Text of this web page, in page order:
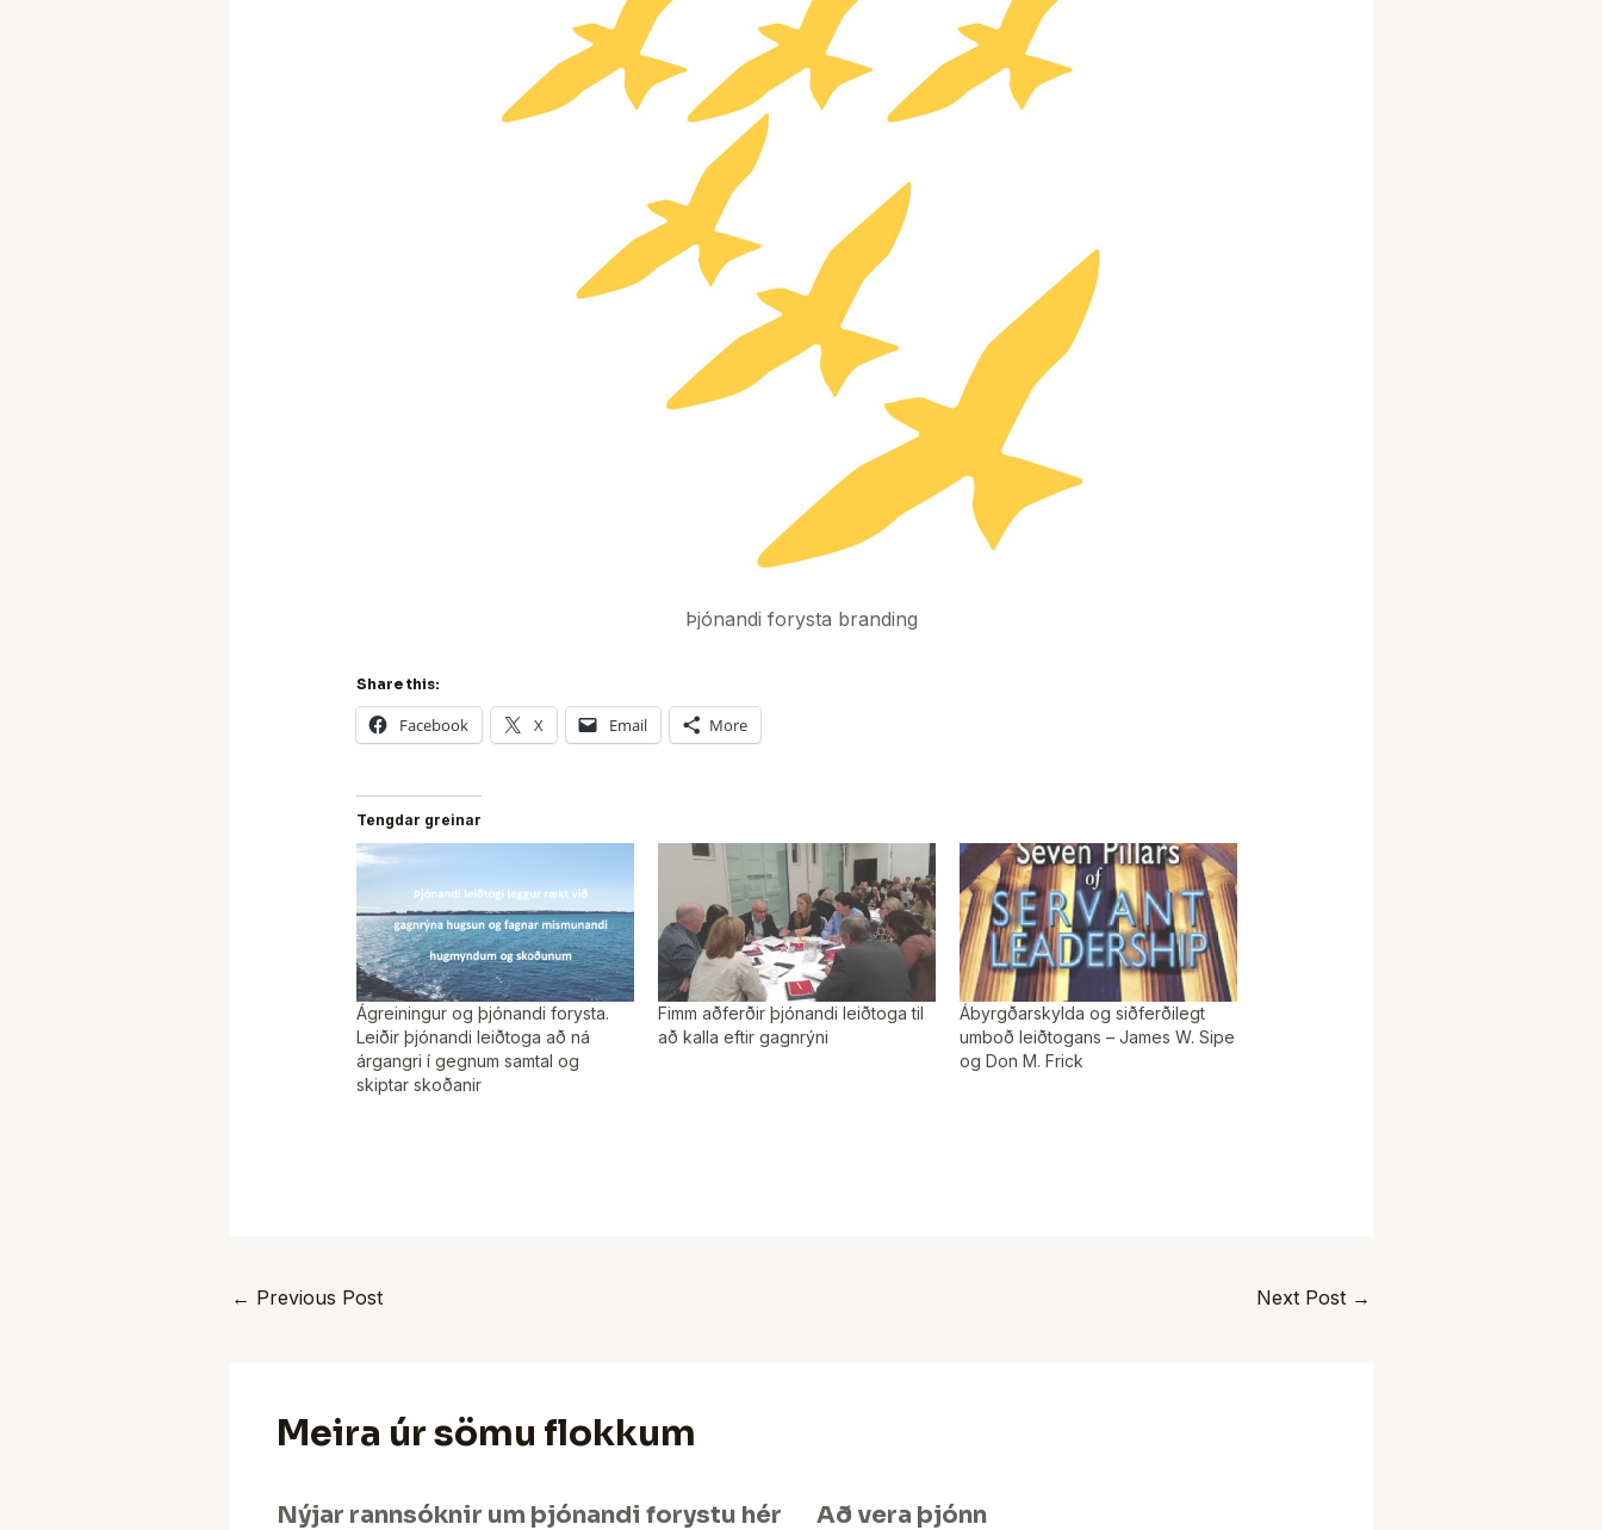
Þjónandi forysta branding
Share this:
Facebook X Email More
Tengdar greinar
Ágreiningur og þjónandi forysta.
Leiðir þjónandi leiðtoga að ná
árgangri í gegnum samtal og
skiptar skoðanir
Fimm aðferðir þjónandi leiðtoga til
að kalla eftir gagnrýni
Ábyrgðarskylda og siðferðilegt
umboð leiðtogans – James W. Sipe
og Don M. Frick
← Previous Post Next Post →
Meira úr sömu flokkum
Nýjar rannsóknir um þjónandi forystu hér Að vera þjónn